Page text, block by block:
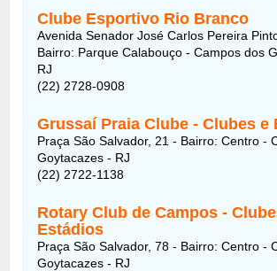
Clube Esportivo Rio Branco
Avenida Senador José Carlos Pereira
Bairro: Parque Calabouço - Campos dos
RJ
(22) 2728-0908
Grussaí Praia Clube - Clubes e
Praça São Salvador, 21 - Bairro: Centro -
Goytacazes - RJ
(22) 2722-1138
Rotary Club de Campos -
Estádios
Praça São Salvador, 78 - Bairro: Centro -
Goytacazes - RJ